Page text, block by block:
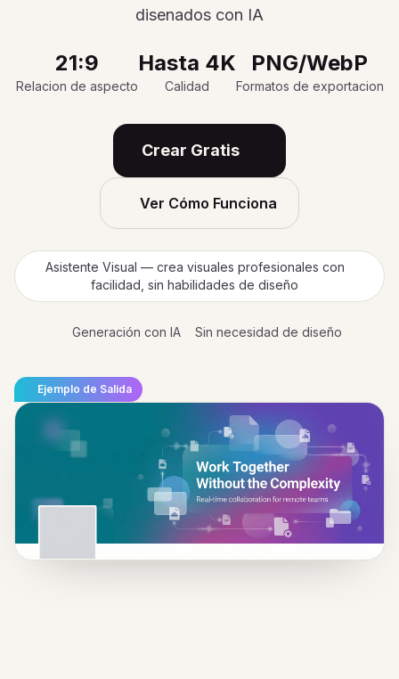
disenados con IA
21:9
Relacion de aspecto
Hasta 4K
Calidad
PNG/WebP
Formatos de exportacion
Crear Gratis
Ver Cómo Funciona
Asistente Visual — crea visuales profesionales con
facilidad, sin habilidades de diseño
Generación con IA Sin necesidad de diseño
Ejemplo de Salida